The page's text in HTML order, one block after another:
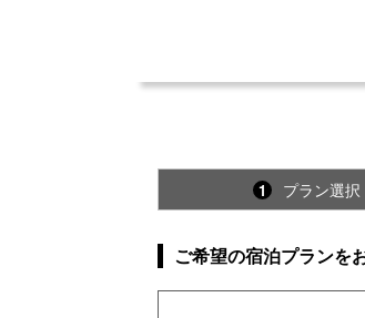
1 プラン選択
ご希望の宿泊プランを